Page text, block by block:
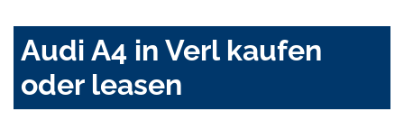
Audi A4 in Verl kaufen
oder leasen